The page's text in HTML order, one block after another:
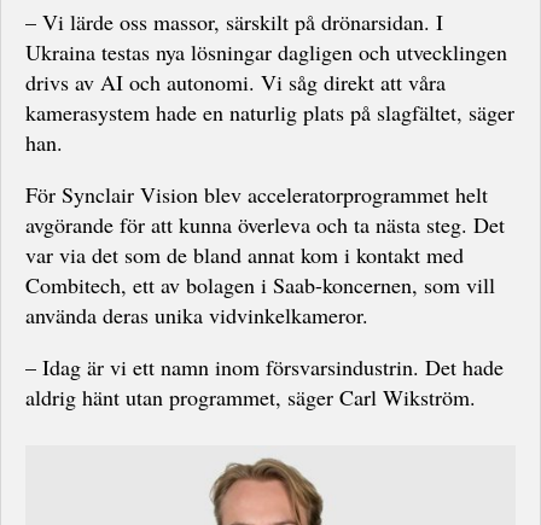
– Vi lärde oss massor, särskilt på drönarsidan. I
Ukraina testas nya lösningar dagligen och utvecklingen
drivs av AI och autonomi. Vi såg direkt att våra
kamerasystem hade en naturlig plats på slagfältet, säger
han.
För Synclair Vision blev acceleratorprogrammet helt
avgörande för att kunna överleva och ta nästa steg. Det
var via det som de bland annat kom i kontakt med
Combitech, ett av bolagen i Saab-koncernen, som vill
använda deras unika vidvinkelkameror.
– Idag är vi ett namn inom försvarsindustrin. Det hade
aldrig hänt utan programmet, säger Carl Wikström.